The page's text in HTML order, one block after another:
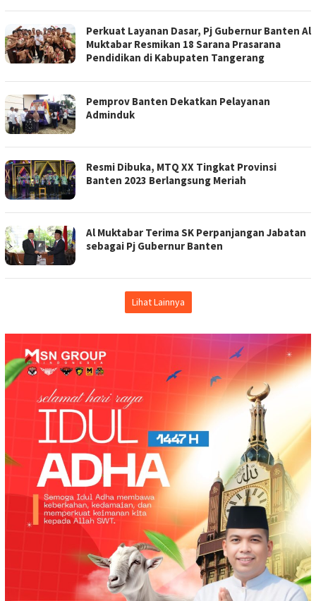
Perkuat Layanan Dasar, Pj Gubernur Banten Al
Muktabar Resmikan 18 Sarana Prasarana
Pendidikan di Kabupaten Tangerang
Pemprov Banten Dekatkan Pelayanan
Adminduk
Resmi Dibuka, MTQ XX Tingkat Provinsi
Banten 2023 Berlangsung Meriah
Al Muktabar Terima SK Perpanjangan Jabatan
sebagai Pj Gubernur Banten
Lihat Lainnya